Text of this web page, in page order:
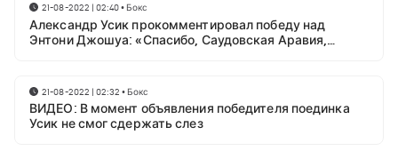
21-08-2022 | 02:40• Бокс
Александр Усик прокомментировал победу над
Энтони Джошуа: «Спасибо, Саудовская Аравия,
21-08-2022 | 02:32 • Бокс
ВИДЕО: В момент объявления победителя поединка
Усик не смог сдержать слез